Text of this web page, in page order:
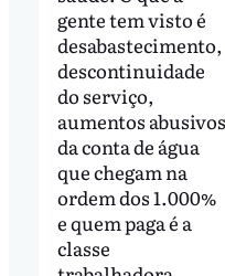
gente tem visto é
desabastecimento,
descontinuidade
do serviço,
aumentos abusivos
da conta de água
que chegam na
ordem dos 1.000%
e quem paga é a
classe